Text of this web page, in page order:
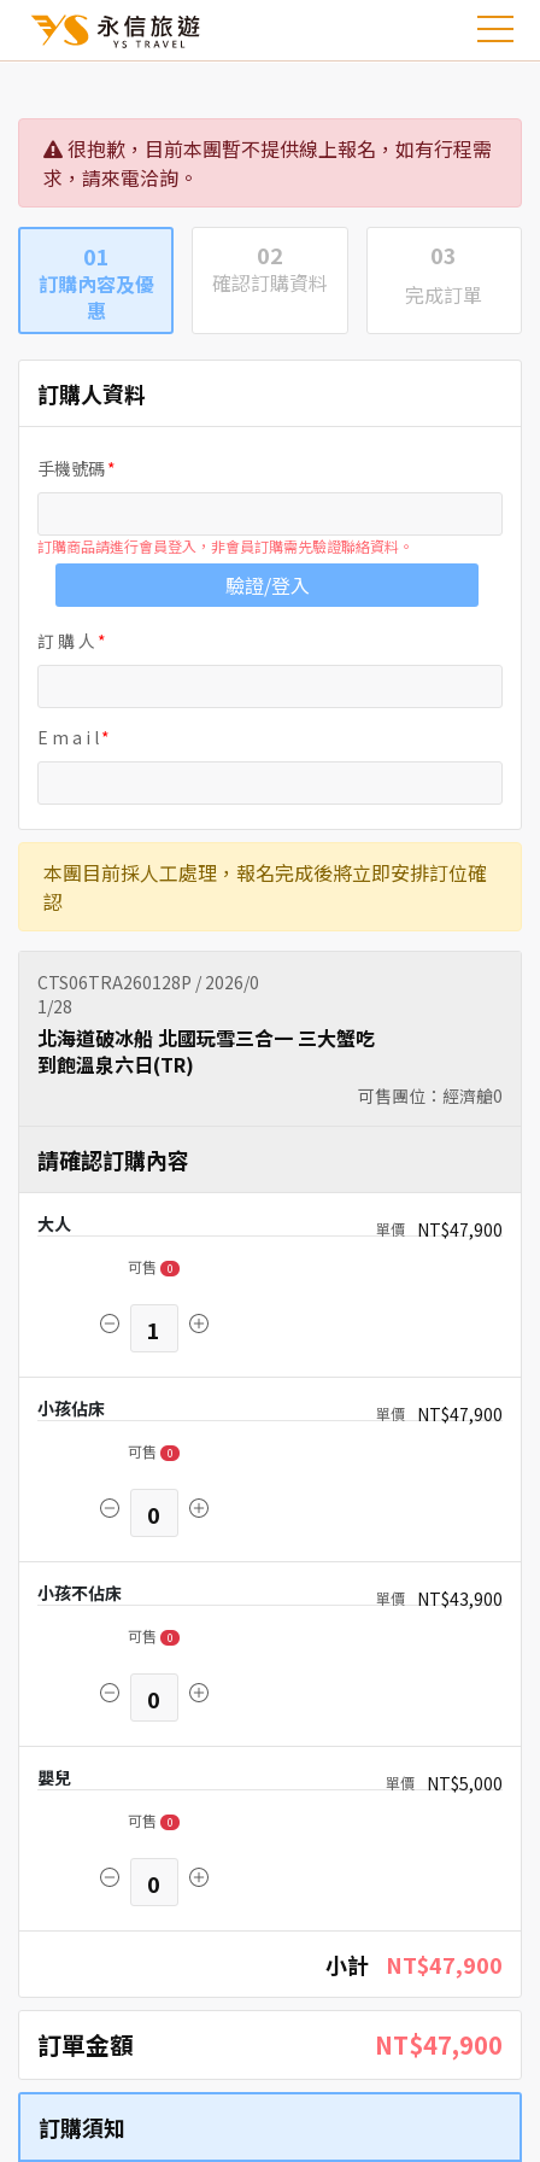
很抱歉，目前本團暫不提供線上報名，如有行程需
求，請來電洽詢。
01
訂購內容及優
惠
02
確認訂購資料
03
完成訂單
訂購人資料
手機號碼
訂購商品請進行會員登入，非會員訂購需先驗證聯絡資料。
驗證/登入
訂 購 人
E m a i l
本團目前採人工處理，報名完成後將立即安排訂位確
認
CTS06TRA260128P / 2026/0
1/28
可售團位：經濟艙0
北海道破冰船 北國玩雪三合一 三大蟹吃
到飽溫泉六日(TR)
請確認訂購內容
大人 NT$47,900
可售 0
1
小孩佔床 NT$47,900
可售 0
0
小孩不佔床 NT$43,900
可售 0
0
嬰兒 NT$5,000
可售 0
0
小計 NT$47,900
訂單金額 NT$47,900
訂購須知